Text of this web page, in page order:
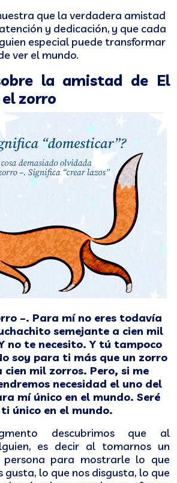
que la verdadera amistad
y dedicación, y que cada
especial puede transformar
ver el mundo.
la amistad de El
zorro
–. Para mí no eres todavía
semejante a cien mil
no te necesito. Y tú tampoco
soy para ti más que un zorro
cien mil zorros. Pero, si me
necesidad el uno del
mí único en el mundo. Seré
único en el mundo.
descubrimos que al
es decir al tomarnos un
para mostrarle lo que
gusta, lo que nos disgusta, lo que